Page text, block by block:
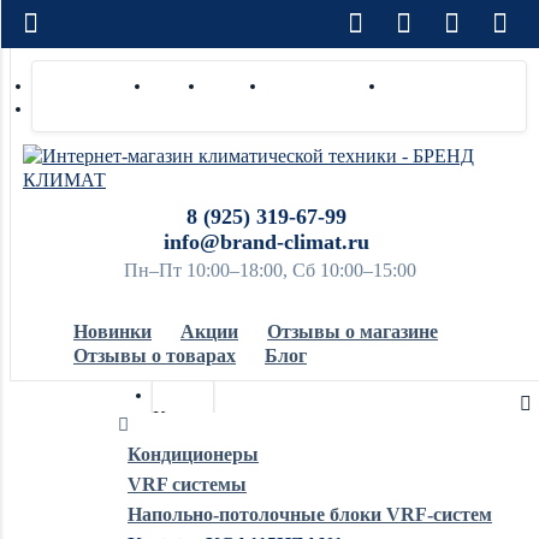
Доставка по РФ Оплата Монтаж Сотрудничество
8 (925) 319-67-99
info@brand-climat.ru
Пн–Пт 10:00–18:00, Сб 10:00–15:00
Новинки Акции
Отзывы о магазине
Отзывы о товарах
Блог
Кондиционеры
Обогреватели
Кондиционеры
VRF системы
Напольно-потолочные блоки VRF-систем